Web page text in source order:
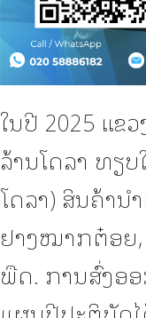
ໃນປີ 2025 ແຂ
ລ້ານໂດລາ ທຽ
ໂດລາ) ສິນຄ້ານໍ
ຢາງໝາກຕ໋ອຍ,
ພືດ. ການສົ່ງອ